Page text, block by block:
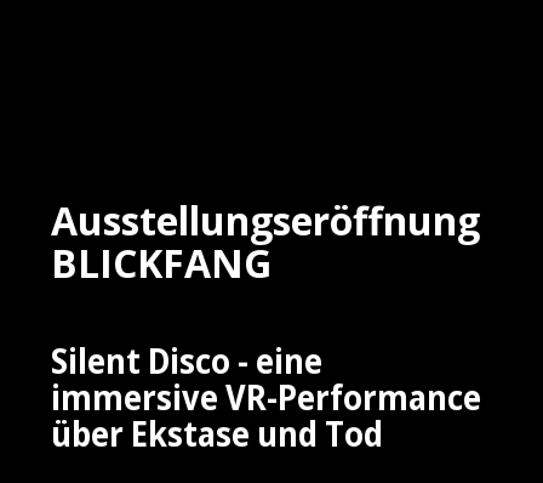
Ausstellungseröffnung
BLICKFANG
Silent Disco - eine
immersive VR-Performance
über Ekstase und Tod